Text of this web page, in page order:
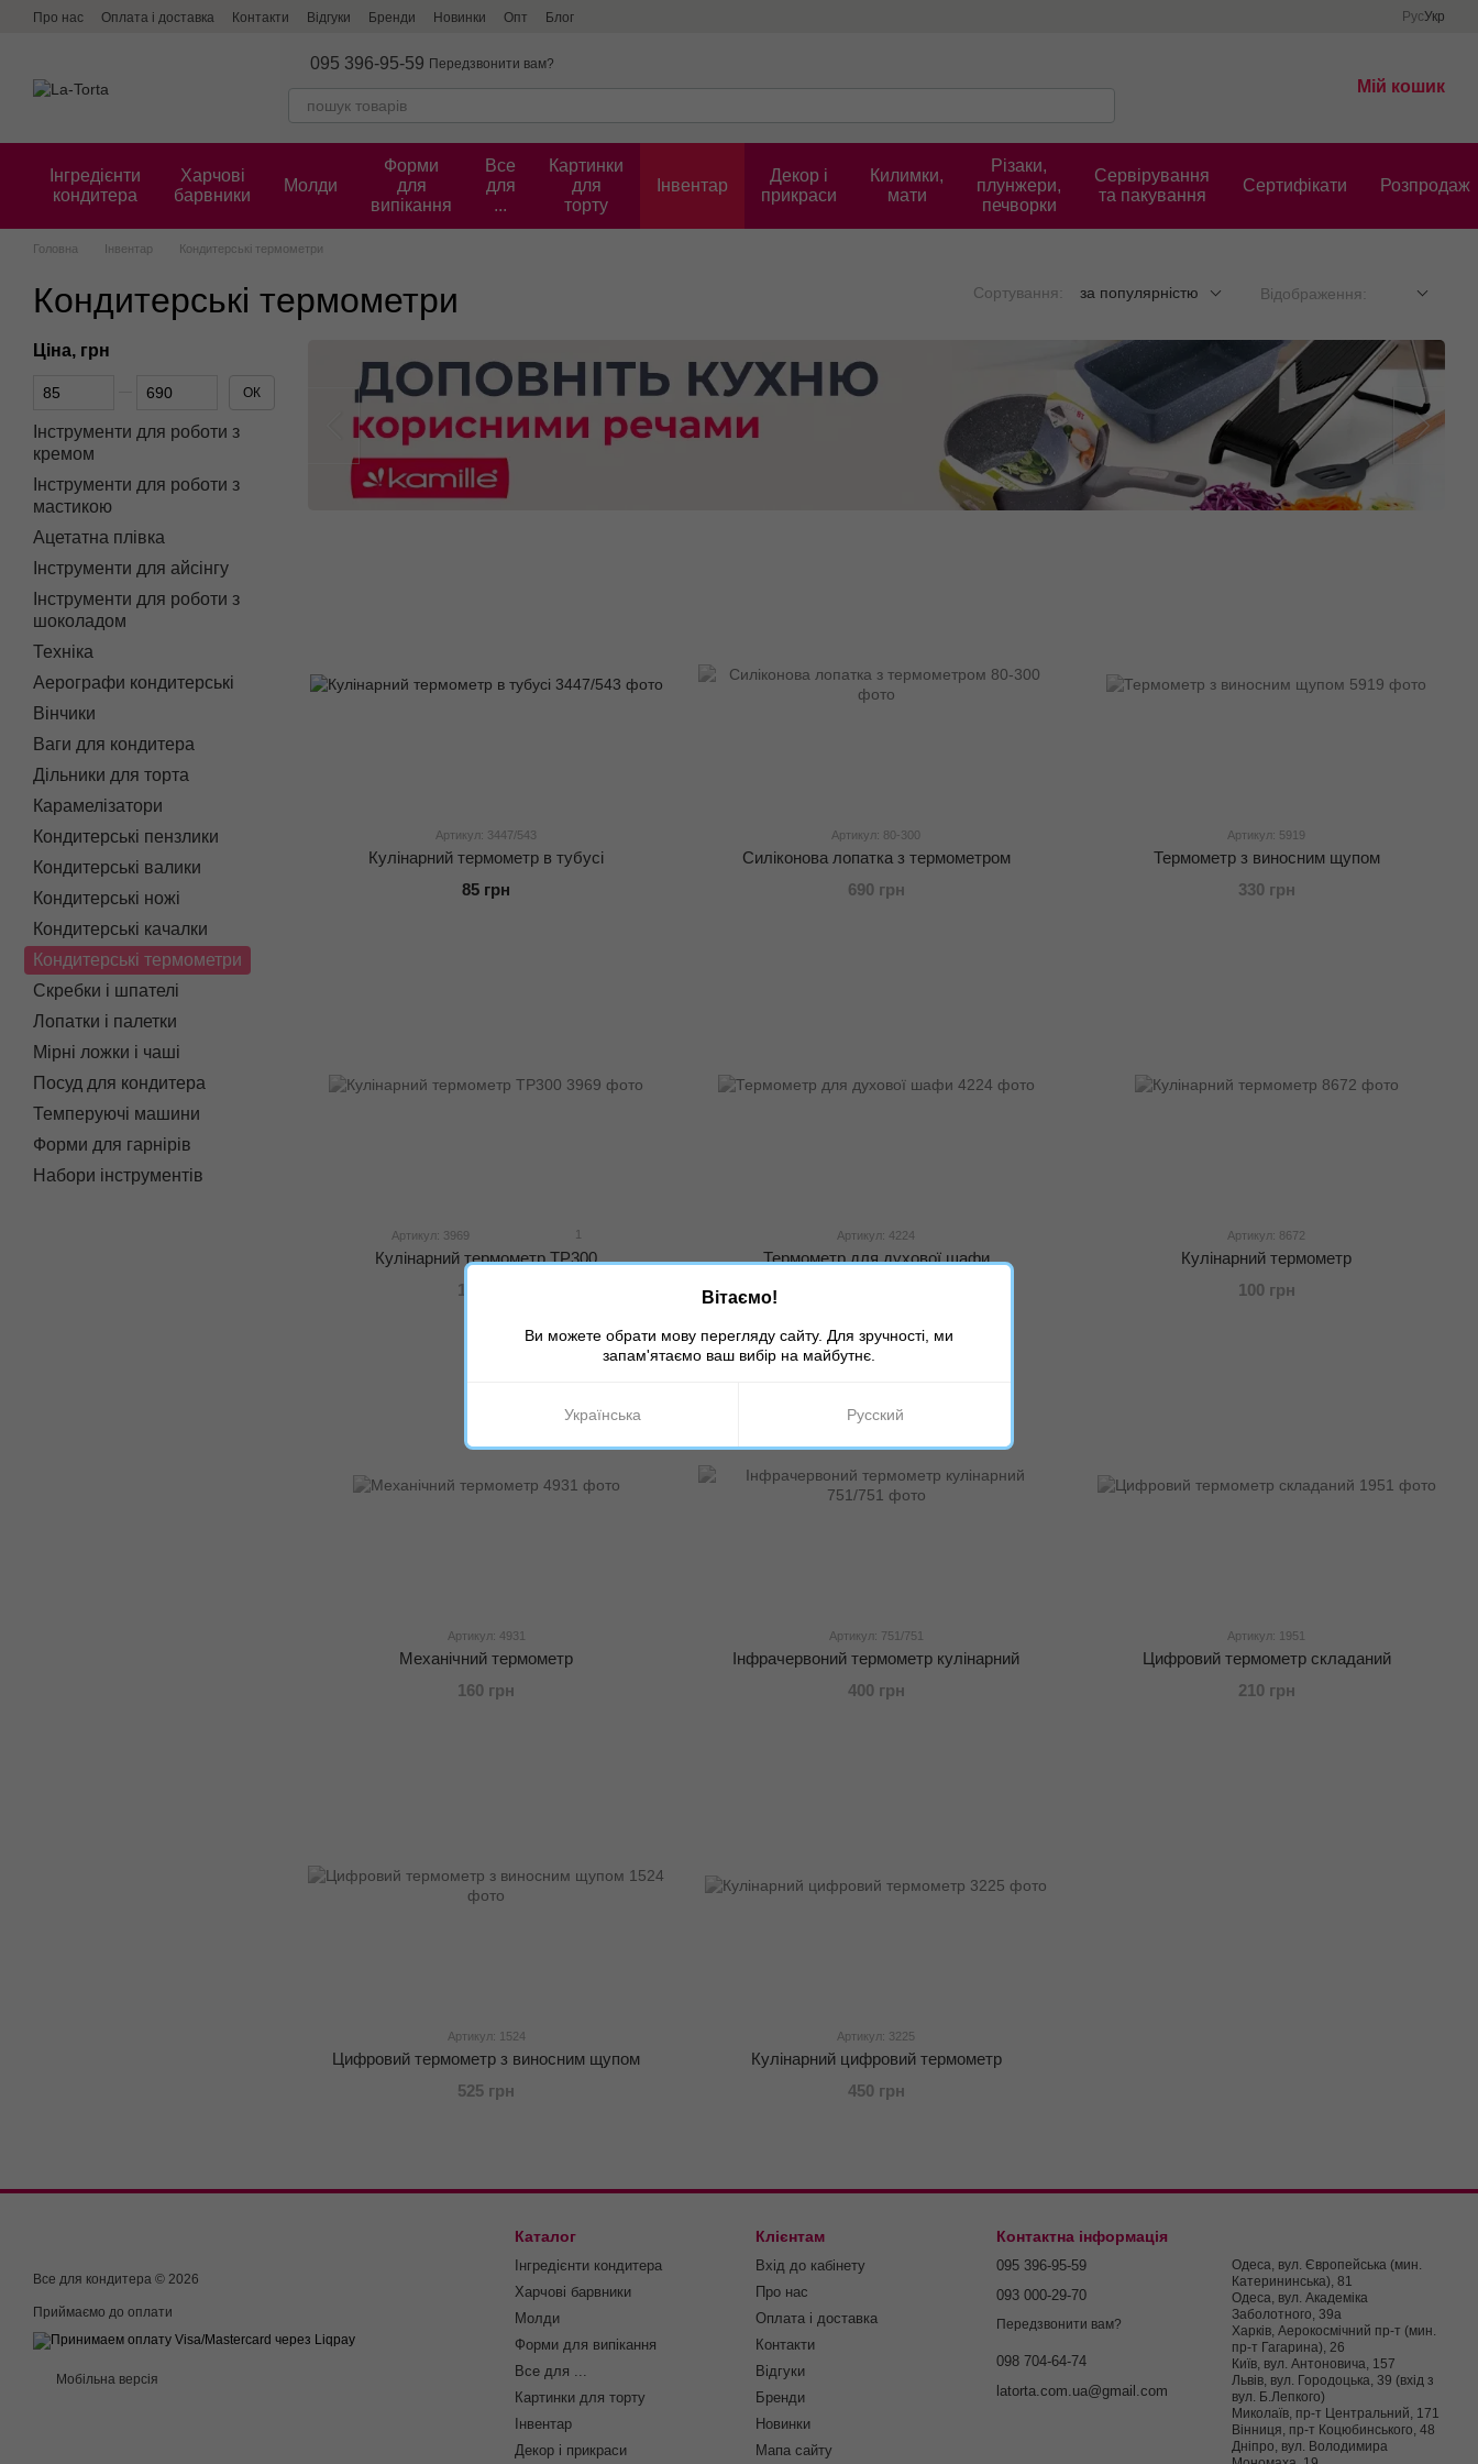
Перейти до основного контенту
Про нас Оплата і доставка Контакти Відгуки Бренди Новинки Опт Блог РусУкр
095 396-95-59 Передзвонити вам?
Мій кошик
Інгредієнти
кондитера
Харчові
барвники
Молди
Форми
для
випікання
Все
для
...
Картинки
для
торту
Інвентар
Декор і
прикраси
Килимки,
мати
Різаки,
плунжери,
печворки
Сервірування
та пакування
Cертифікати Розпродаж
Головна Інвентар Кондитерські термометри
Кондитерські термометри Сортування: за популярністю Відображення:
Артикул: 3447/543
Кулінарний термометр в тубусі
85 грн
Артикул: 80-300
Силіконова лопатка з термометром
690 грн
Артикул: 5919
Термометр з виносним щупом
330 грн
Артикул: 3969 1
Кулінарний термометр ТР300
120 грн
Артикул: 4224
Термометр для духової шафи
Артикул: 8672
Кулінарний термометр
100 грн
Артикул: 4931
Механічний термометр
160 грн
Артикул: 751/751
Інфрачервоний термометр кулінарний
400 грн
Артикул: 1951
Цифровий термометр складаний
210 грн
Артикул: 1524
Цифровий термометр з виносним щупом
525 грн
Артикул: 3225
Кулінарний цифровий термометр
450 грн
Ціна, грн
Від Ціна, грн
До Ціна, грн ОК
Інструменти для роботи з
кремом
Інструменти для роботи з
мастикою
Ацетатна плівка
Інструменти для айсінгу
Інструменти для роботи з
шоколадом
Техніка
Аерографи кондитерські
Вінчики
Ваги для кондитера
Дільники для торта
Карамелізатори
Кондитерські пензлики
Кондитерські валики
Кондитерські ножі
Кондитерські качалки
Кондитерські термометри
Скребки і шпателі
Лопатки і палетки
Мірні ложки і чаші
Посуд для кондитера
Темперуючі машини
Форми для гарнірів
Набори інструментів
Все для кондитера © 2026
Приймаємо до оплати
Мобільна версія
Каталог
Інгредієнти кондитера
Харчові барвники
Молди
Форми для випікання
Все для ...
Картинки для торту
Інвентар
Декор і прикраси
Клієнтам
Вхід до кабінету
Про нас
Оплата і доставка
Контакти
Відгуки
Бренди
Новинки
Мапа сайту
Контактна інформація
095 396-95-59
093 000-29-70
Передзвонити вам?
098 704-64-74
latorta.com.ua@gmail.com
Одеса, вул. Європейська (мин.
Катерининська), 81
Одеса, вул. Академіка
Заболотного, 39а
Харків, Аерокосмічний пр-т (мин.
пр-т Гагарина), 26
Київ, вул. Антоновича, 157
Львів, вул. Городоцька, 39 (вхід з
вул. Б.Лепкого)
Миколаїв, пр-т Центральний, 171
Вінниця, пр-т Коцюбинського, 48
Дніпро, вул. Володимира
Вітаємо!
Ви можете обрати мову перегляду сайту. Для зручності, ми
запам'ятаємо ваш вибір на майбутнє.
Українська Русский